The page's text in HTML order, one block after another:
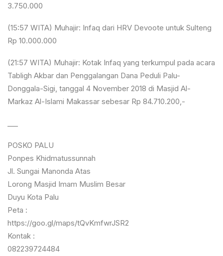
3.750.000
(15:57 WITA) Muhajir: Infaq dari HRV Devoote untuk Sulteng
Rp 10.000.000
(21:57 WITA) Muhajir: Kotak Infaq yang terkumpul pada acara
Tabligh Akbar dan Penggalangan Dana Peduli Palu-
Donggala-Sigi, tanggal 4 November 2018 di Masjid Al-
Markaz Al-Islami Makassar sebesar Rp 84.710.200,-
POSKO PALU
Ponpes Khidmatussunnah
Jl. Sungai Manonda Atas
Lorong Masjid Imam Muslim Besar
Duyu Kota Palu
Peta :
https://goo.gl/maps/tQvKmfwrJSR2
Kontak :
082239724484